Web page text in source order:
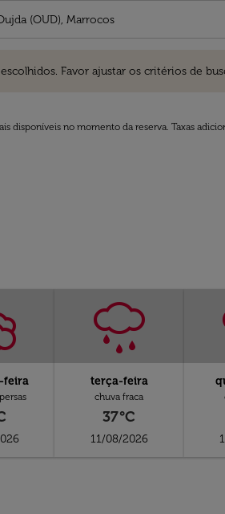
Favor ajustar os critérios de
disponíveis no momento da reserva. Taxas
feira terça-feira
chuva fraca
37°C
11/08/2026